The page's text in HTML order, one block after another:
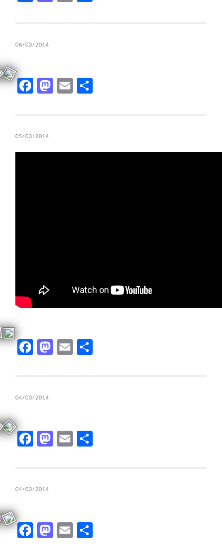
06/03/2014
Facebook
Mastodon
Email
05/03/2014
Facebook
Mastodon
Email
04/03/2014
Facebook
Mastodon
Email
04/03/2014
Facebook
Mastodon
Email